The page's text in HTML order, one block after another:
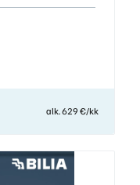
alk. 629 €/kk